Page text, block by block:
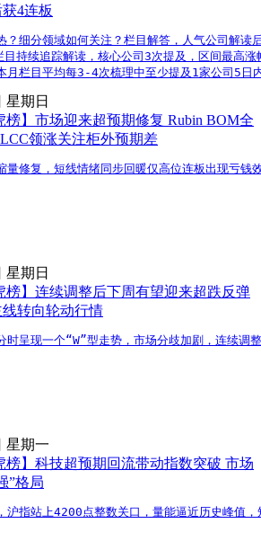
4连板
细分领域如何关注？栏目解答，人气公司解读
目持续追踪解读，核心公司3次提及，区间最高涨
月栏目平均每3-4次梳理中至少提及1家公司5日
星期日
榜】市场迎来超预期修复 Rubin BOM全
领涨关注柜外预期差
量修复，短线情绪同步回暖仅高位连板出现亏
星期日
榜】连续调整后下周有望迎来超跌反弹
转向轮动行情
时呈现一个“W”型走势，市场分歧加剧，连续
星期一
榜】科技超预期回流带动指数突破 市场
”格局
沪指站上4200点整数关口，量能逼近历史峰值